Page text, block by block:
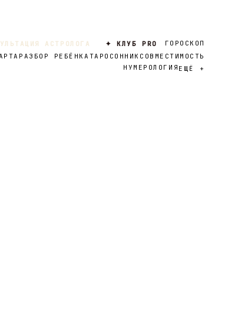
АСТРОЛОГА ✦ КЛУБ PRO
ГОРОСКОП
РАЗБОР РЕБЁНКА ТАРО СОННИК СОВМЕСТИМОСТЬ
НУМЕРОЛОГИЯ ЕЩЁ +